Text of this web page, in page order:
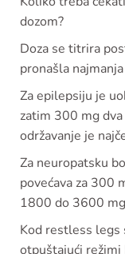
dozom?
Doza se titrira
pronašla
Za epilepsiju je
zatim 300 mg
održavanje je
Za neuropatsku
povećava za 300
1800 do 3600
Kod restless legs
otpuštajući